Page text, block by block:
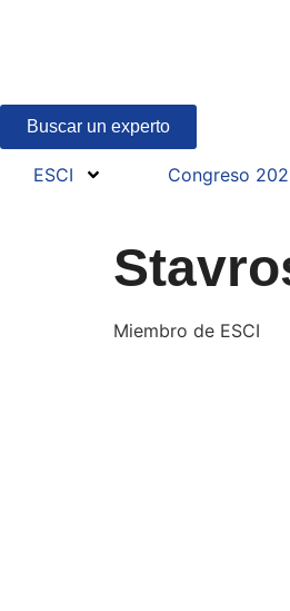
Buscar un experto
ESCI Congreso
Miembro de ESCI